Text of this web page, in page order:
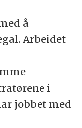
å
Arbeidet
i
jobbet med